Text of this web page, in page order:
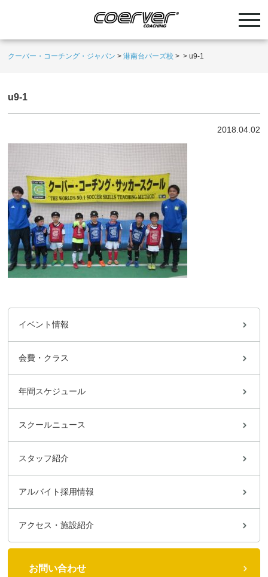
クーバー・コーチング・ジャパン >港南台バーズ校 > >u9-1
u9-1
2018.04.02
イベント情報
会費・クラス
年間スケジュール
スクールニュース
スタッフ紹介
アルバイト採用情報
アクセス・施設紹介
お問い合わせ